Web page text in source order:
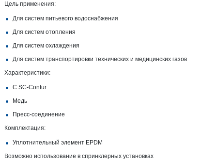
Цель применения:
Для систем питьевого водоснабжения
Для систем отопления
Для систем охлаждения
Для систем транспортировки технических и медицинских газов
Характеристики:
С SC‑Contur
Медь
Пресс-соединение
Комплектация:
Уплотнительный элемент EPDM
Возможно использование в спринклерных установках